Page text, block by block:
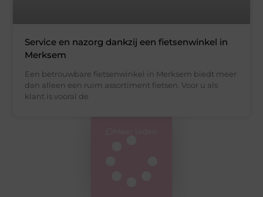
Service en nazorg dankzij een fietsenwinkel in
Merksem
Een betrouwbare fietsenwinkel in Merksem biedt meer
dan alleen een ruim assortiment fietsen. Voor u als
klant is vooral de